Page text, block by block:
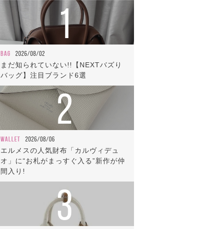
1
BAG 2026/08/02
まだ知られていない!!【NEXTバズり
バッグ】注目ブランド6選
2
WALLET 2026/08/06
エルメスの人気財布「カルヴィデュ
オ」に“お札がまっすぐ入る”新作が仲
間入り!
3